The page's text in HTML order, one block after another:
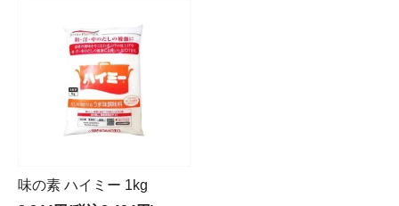
味の素 ハイミー 1kg